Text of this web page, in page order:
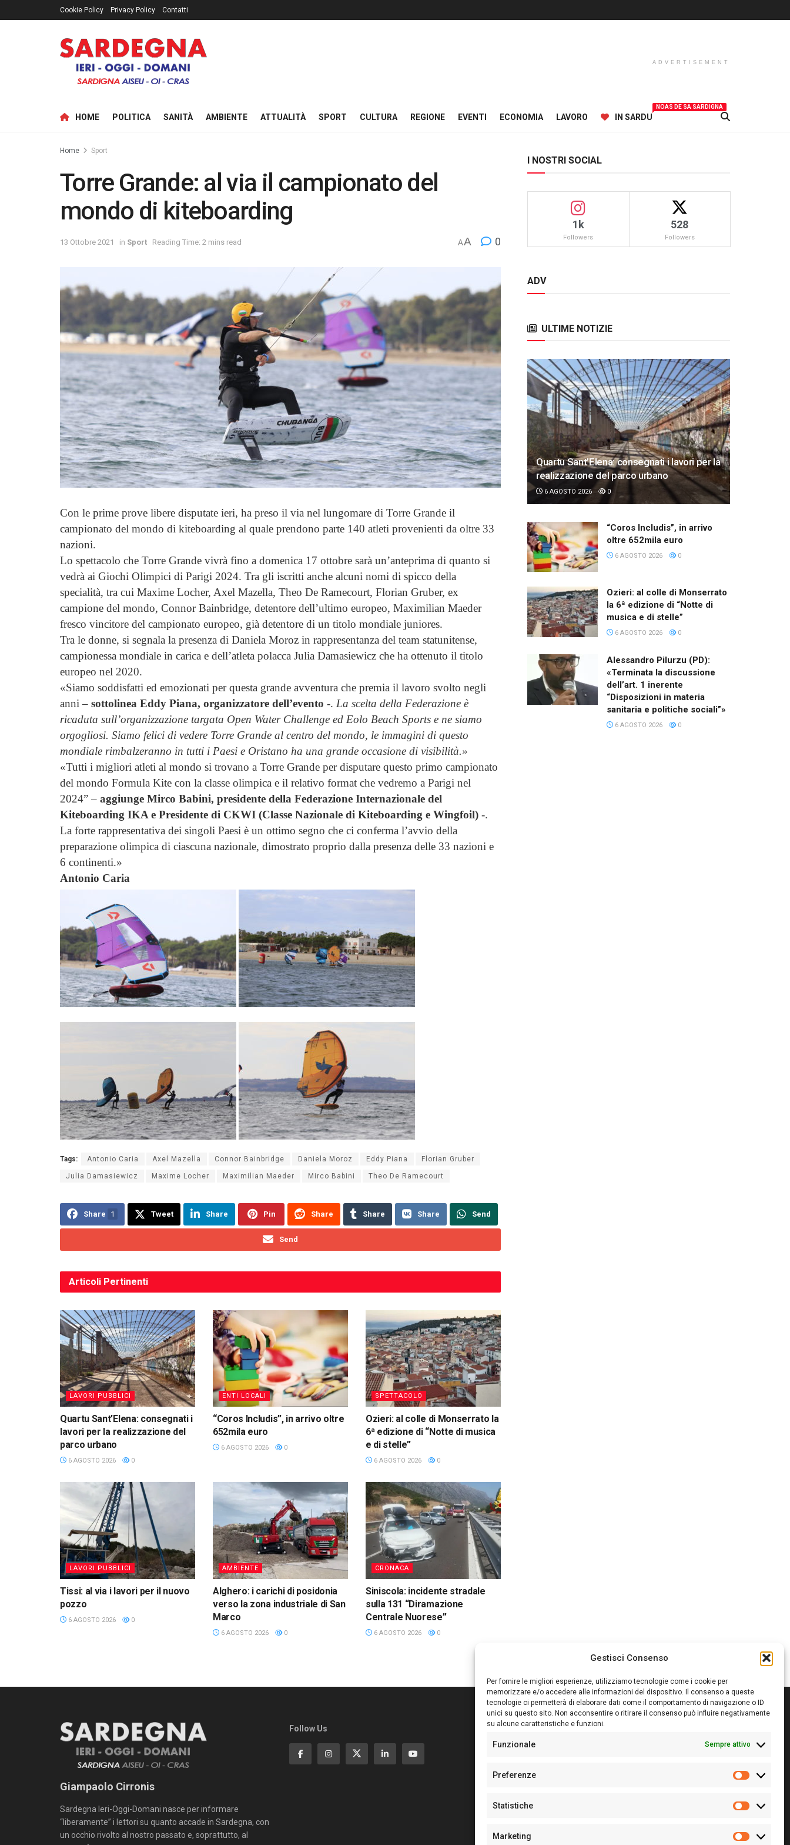
Gestisci Consenso
Per fornire le migliori esperienze, utilizziamo tecnologie come i cookie per
memorizzare e/o accedere alle informazioni del dispositivo. Il consenso a queste
tecnologie ci permetterà di elaborare dati come il comportamento di navigazione o ID
unici su questo sito. Non acconsentire o ritirare il consenso può influire negativamente
su alcune caratteristiche e funzioni.
Funzionale Sempre attivo
Preferenze
Statistiche
Statistiche
Marketing
Marketing
Cookie Policy Privacy Policy Contatti
ADVERTISEMENT
HOME POLITICA SANITÀ AMBIENTE ATTUALITÀ SPORT CULTURA REGIONE EVENTI ECONOMIA LAVORO IN SARDU
NOAS DE SA SARDIGNA
Home Sport
Torre Grande: al via il campionato del
mondo di kiteboarding
13 Ottobre 2021 in Sport Reading Time: 2 mins read AA 0
Con le prime prove libere disputate ieri, ha preso il via nel lungomare di Torre Grande il
campionato del mondo di kiteboarding al quale prendono parte 140 atleti provenienti da oltre 33
nazioni.
Lo spettacolo che Torre Grande vivrà fino a domenica 17 ottobre sarà un’anteprima di quanto si
vedrà ai Giochi Olimpici di Parigi 2024. Tra gli iscritti anche alcuni nomi di spicco della
specialità, tra cui Maxime Locher, Axel Mazella, Theo De Ramecourt, Florian Gruber, ex
campione del mondo, Connor Bainbridge, detentore dell’ultimo europeo, Maximilian Maeder
fresco vincitore del campionato europeo, già detentore di un titolo mondiale juniores.
Tra le donne, si segnala la presenza di Daniela Moroz in rappresentanza del team statunitense,
campionessa mondiale in carica e dell’atleta polacca Julia Damasiewicz che ha ottenuto il titolo
europeo nel 2020.
«Siamo soddisfatti ed emozionati per questa grande avventura che premia il lavoro svolto negli
anni – sottolinea Eddy Piana, organizzatore dell’evento -. La scelta della Federazione è
ricaduta sull’organizzazione targata Open Water Challenge ed Eolo Beach Sports e ne siamo
orgogliosi. Siamo felici di vedere Torre Grande al centro del mondo, le immagini di questo
mondiale rimbalzeranno in tutti i Paesi e Oristano ha una grande occasione di visibilità.»
«Tutti i migliori atleti al mondo si trovano a Torre Grande per disputare questo primo campionato
del mondo Formula Kite con la classe olimpica e il relativo format che vedremo a Parigi nel
2024” – aggiunge Mirco Babini, presidente della Federazione Internazionale del
Kiteboarding IKA e Presidente di CKWI (Classe Nazionale di Kiteboarding e Wingfoil) -.
La forte rappresentativa dei singoli Paesi è un ottimo segno che ci conferma l’avvio della
preparazione olimpica di ciascuna nazionale, dimostrato proprio dalla presenza delle 33 nazioni e
6 continenti.»
Antonio Caria
Tags: Antonio Caria Axel Mazella Connor Bainbridge Daniela Moroz Eddy Piana Florian Gruber
Julia Damasiewicz Maxime Locher Maximilian Maeder Mirco Babini Theo De Ramecourt
Share 1 Tweet Share Pin Share Share Share Send
Send
Articoli Pertinenti
LAVORI PUBBLICI
Quartu Sant’Elena: consegnati i
lavori per la realizzazione del
parco urbano
6 AGOSTO 2026 0
ENTI LOCALI
“Coros Includis”, in arrivo oltre
652mila euro
6 AGOSTO 2026 0
SPETTACOLO
Ozieri: al colle di Monserrato la
6ª edizione di “Notte di musica
e di stelle”
6 AGOSTO 2026 0
LAVORI PUBBLICI
Tissi: al via i lavori per il nuovo
pozzo
6 AGOSTO 2026 0
AMBIENTE
Alghero: i carichi di posidonia
verso la zona industriale di San
Marco
6 AGOSTO 2026 0
CRONACA
Siniscola: incidente stradale
sulla 131 “Diramazione
Centrale Nuorese”
6 AGOSTO 2026 0
I NOSTRI SOCIAL
1k
Followers
528
Followers
ADV
ULTIME NOTIZIE
Quartu Sant’Elena: consegnati i lavori per la
realizzazione del parco urbano
6 AGOSTO 2026 0
“Coros Includis”, in arrivo
oltre 652mila euro
6 AGOSTO 2026 0
Ozieri: al colle di Monserrato
la 6ª edizione di “Notte di
musica e di stelle”
6 AGOSTO 2026 0
Alessandro Pilurzu (PD):
«Terminata la discussione
dell’art. 1 inerente
“Disposizioni in materia
sanitaria e politiche sociali”»
6 AGOSTO 2026 0
Giampaolo Cirronis
Sardegna Ieri-Oggi-Domani nasce per informare
“liberamente” i lettori su quanto accade in Sardegna, con
un occhio rivolto al nostro passato e, soprattutto, al
Follow Us Editore:Giampaolo Cirronis Ditta individuale
Sede:
N° di iscrizione al ROC:
N° 128/2020 del 10/02/2020
Per la Pubblicità: